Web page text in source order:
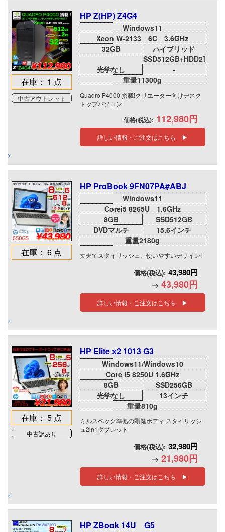
在庫： 1 点
中古アウトレット
HP Z(HP) Z4G4
Windows11
Xeon W-2133 6C 3.6GHz
32GB
ハイブリッド
SSD512GB+HDD2TB
光学なし
-
重量11300g
Quadro P4000 搭載!クリエーター向けデスク
トップパソコン
価格(税込): 112,980円
詳しい情報・ご注文はこちら ▶
在庫： 6 点
HP ProBook 9FN07PA#ABJ
Windows11
Corei5 8265U 1.6GHz
8GB
SSD512GB
DVDマルチ
15.6インチ
重量2180g
丈夫でスタイリッシュ、使いやすいデザイン!
価格(税込): 43,980円
→ 43,980円
詳しい情報・ご注文はこちら ▶
在庫： 5 点
中古訳あり
HP Elite x2 1013 G3
Windows11/Windows10
Core i5 8250U 1.6GHz
8GB
SSD256GB
光学なし
13インチ
重量810g
ミルスペック準拠の剛健ボディ スタイリッシ
ュ2in1タブレット
価格(税込): 32,980円
→ 21,980円
詳しい情報・ご注文はこちら ▶
HP ZBook 14U G5